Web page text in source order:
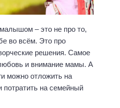
– это не про то,
во всём. Это про
решения. Самое
и внимание мамы. А
можно отложить на
на семейный